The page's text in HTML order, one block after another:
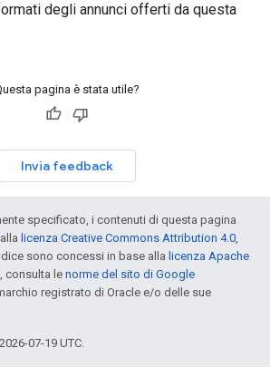
degli annunci offerti da questa
pagina è stata utile?
Invia feedback
specificato, i contenuti di questa pagina
licenza Creative Commons Attribution 4.0,
sono concessi in base alla licenza Apache
consulta lenorme del sito di Google
registrato di Oracle e/o delle sue
07-19 UTC.